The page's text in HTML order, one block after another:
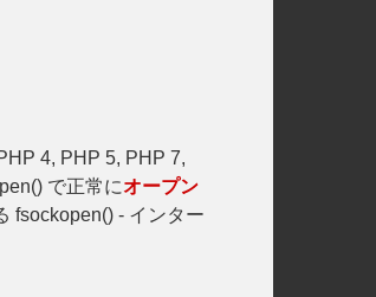
4, PHP 5, PHP 7,
で正常にオープン
fsockopen() - インター